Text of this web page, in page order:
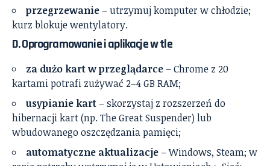
przegrzewanie– utrzymuj komputer w chłodzie;
kurz blokuje wentylatory.
D. Oprogramowanie i aplikacje w tle
za dużo kart w przeglądarce– Chrome z 20
kartami potrafi zużywać 2–4 GB RAM;
usypianie kart– skorzystaj z rozszerzeń do
hibernacji kart (np. The Great Suspender) lub
wbudowanego oszczędzania pamięci;
automatyczne aktualizacje– Windows, Steam; w